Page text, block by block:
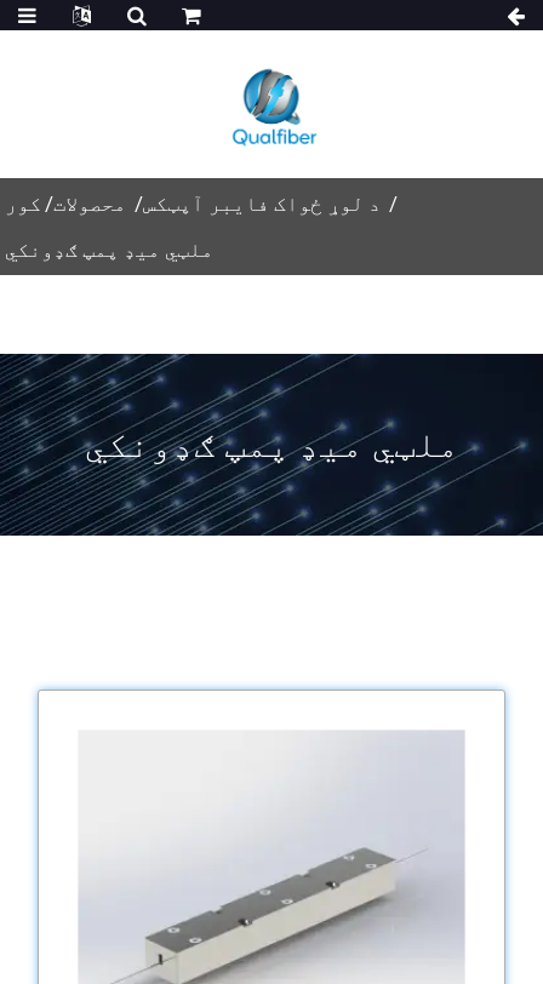
کور محصولات
د لوړ ځواک فایبر آپټکس
ملټي میډ پمپ ګډونکي
ملټي میډ پمپ ګډونکي